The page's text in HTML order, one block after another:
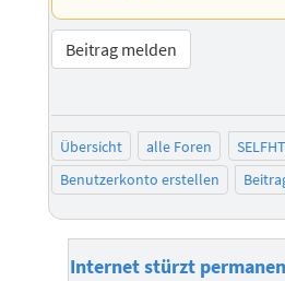
Beitrag melden
Übersicht alle Foren
Benutzerkonto erstellen
Internet stürzt